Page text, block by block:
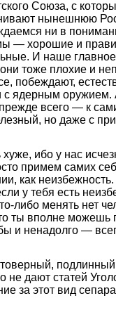
Союза, с
нынешнюю
ни в
— хорошие и
И наше
тоже плохие и
побеждают,
с ядерным оружием.
всего — к
но даже с
ибо у нас
примем самих
как
у тебя есть
либо менять нет
ты вполне можешь
и ненадолго —
подлинный
не дают статей
за этот вид